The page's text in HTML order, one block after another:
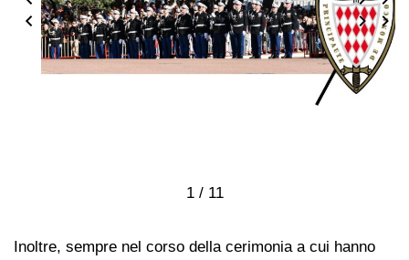
1 / 11
Inoltre, sempre nel corso della cerimonia a cui hanno